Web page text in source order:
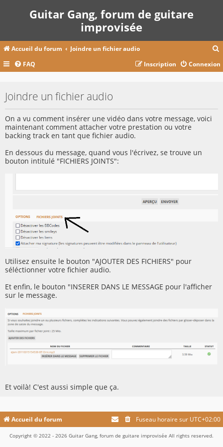
Guitar Gang, forum de guitare
improvisée
Accueil du forum Joindre un fichier audio
c
FAQ Connexion
Inscription
Joindre un fichier audio
On a vu comment insérer une vidéo dans votre message, voici
maintenant comment attacher votre prestation ou votre
backing track en tant que fichier audio.
En dessous du message, quand vous l'écrivez, se trouve un
bouton intitulé "FICHIERS JOINTS":
Utilisez ensuite le bouton "AJOUTER DES FICHIERS" pour
séléctionner votre fichier audio.
Et enfin, le bouton "INSERER DANS LE MESSAGE pour l'afficher
sur le message.
Et voilà! C'est aussi simple que ça.
Accueil du forum Fuseau horaire sur UTC+02:00
Copyright © 2022 - 2026 Guitar Gang, forum de guitare improvisée All rights reserved.